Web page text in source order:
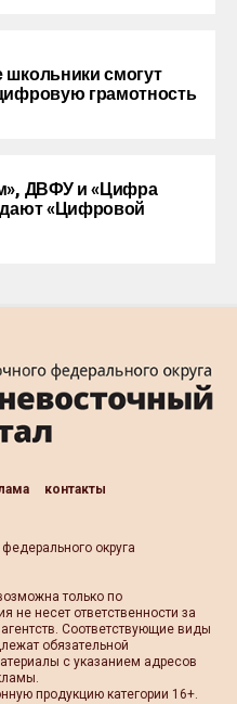
смогут
грамотность
ДВФУ и «Цифра
«Цифровой
контакты
округа
только по
не несет ответственности за
Соответствующие виды
обязательной
с указанием адресов
продукцию категории 16+.